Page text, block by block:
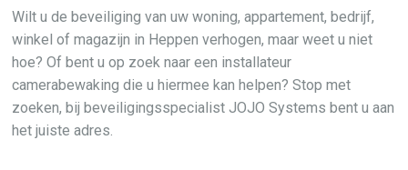
Wilt u de beveiliging van uw woning, appartement, bedrijf,
winkel of magazijn in Heppen verhogen, maar weet u niet
hoe? Of bent u op zoek naar een installateur
camerabewaking die u hiermee kan helpen? Stop met
zoeken, bij beveiligingsspecialist JOJO Systems bent u aan
het juiste adres.